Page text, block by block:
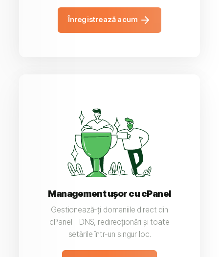
Înregistrează acum
Management ușor cu cPanel
Gestionează-ți domeniile direct din
cPanel - DNS, redirecționări și toate
setările într-un singur loc.